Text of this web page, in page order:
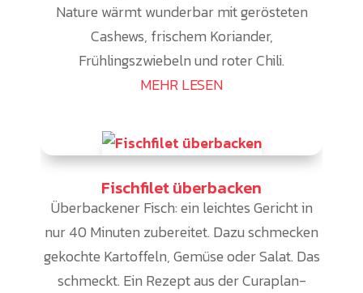
Nature wärmt wunderbar mit gerösteten
Cashews, frischem Koriander,
Frühlingszwiebeln und roter Chili.
MEHR LESEN
Fischfilet überbacken
Überbackener Fisch: ein leichtes Gericht in
nur 40 Minuten zubereitet. Dazu schmecken
gekochte Kartoffeln, Gemüse oder Salat. Das
schmeckt. Ein Rezept aus der Curaplan-